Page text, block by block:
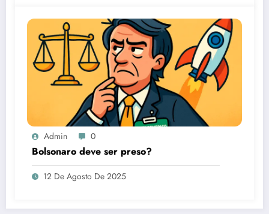
Admin 0
Bolsonaro deve ser preso?
12 De Agosto De 2025